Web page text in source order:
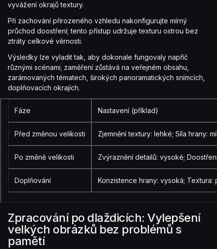
vyvážení okrajů textury.
Při zachování přirozeného vzhledu nakonfigurujte mírný
průchod doostření; tento přístup udržuje texturu ostrou bez
ztráty celkové věrnosti.
Výsledky lze vyladit tak, aby dokonale fungovaly napříč
různými scénami; zaměření zůstává na veřejném obsahu,
zarámovaných tématech, širokých panoramatických snímcích,
doplňovacích okrajích.
Fáze Nastavení (příklad)
Před změnou velikosti Zjemnění textury: lehké; Síla hrany:
Po změně velikosti Zvýraznění detailů: vysoké;
Doplňování Konzistence hrany: vysoká; Textura:
Zpracování po dlaždicích: Vylepšení
velkých obrázků bez problémů s
pamětí